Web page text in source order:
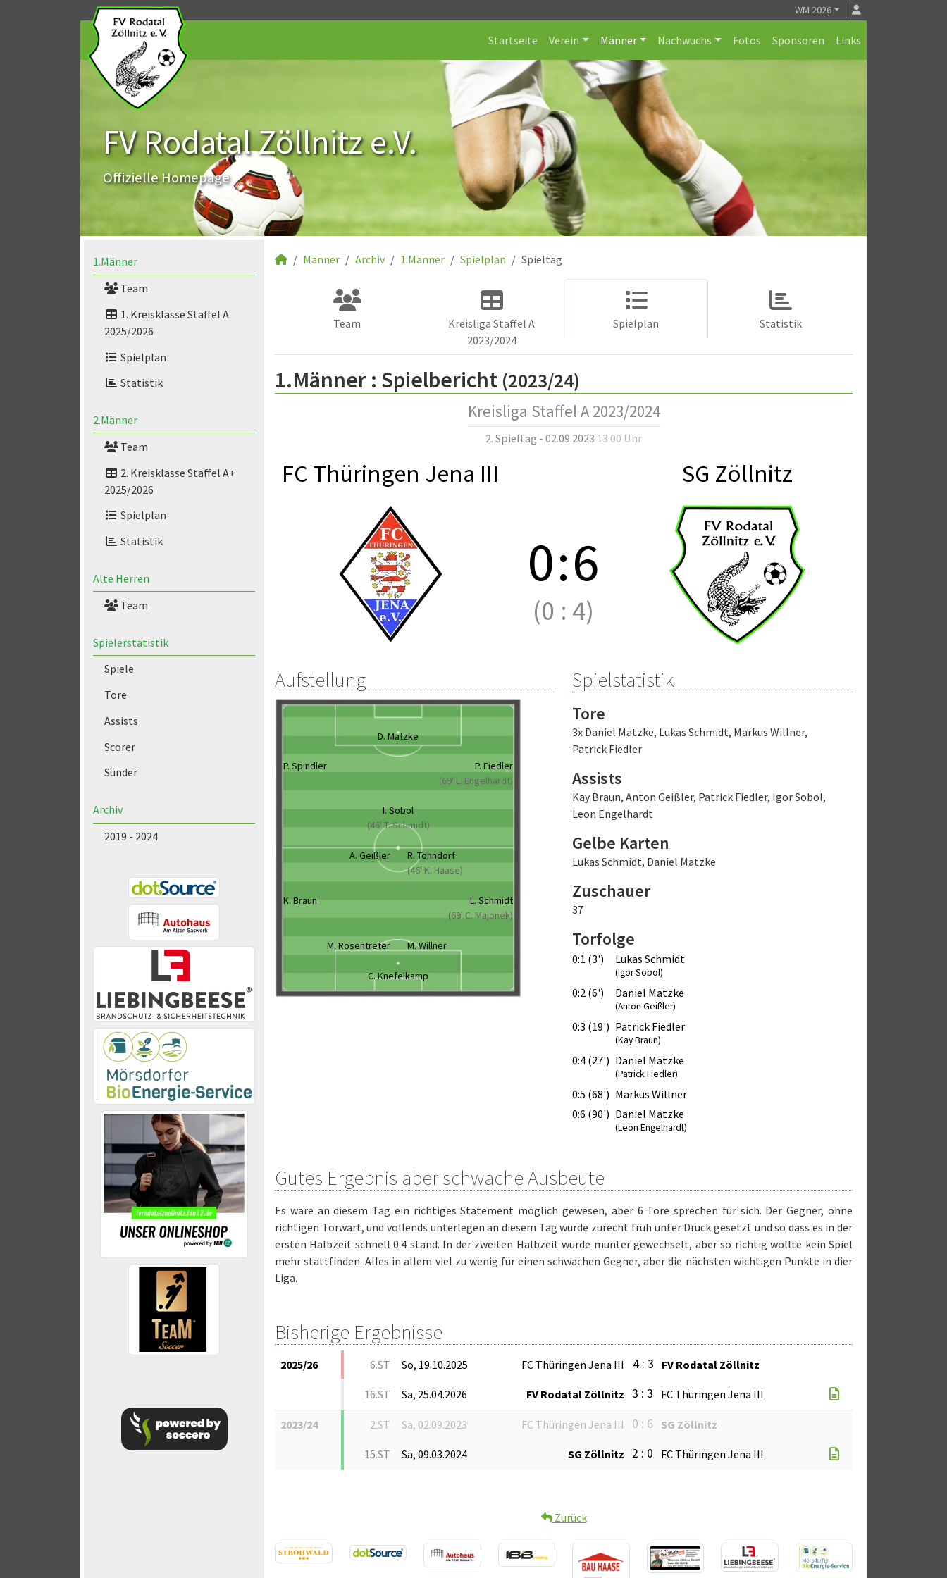
WM 2026
Startseite Verein Männer Nachwuchs Fotos Sponsoren Links
FV Rodatal Zöllnitz e.V.
Offizielle Homepage
1.Männer
Team
1. Kreisklasse Staffel A
2025/2026
Spielplan
Statistik
2.Männer
Team
2. Kreisklasse Staffel A+
2025/2026
Spielplan
Statistik
Alte Herren
Team
Spielerstatistik
Spiele
Tore
Assists
Scorer
Sünder
Archiv
2019 - 2024
Männer Archiv 1.Männer Spielplan Spieltag
Team
Kreisliga Staffel A
2023/2024
Spielplan Statistik
1.Männer : Spielbericht (2023/24)
Kreisliga Staffel A 2023/2024
2. Spieltag - 02.09.2023 13:00 Uhr
FC Thüringen Jena III SG Zöllnitz
0:6
(0 : 4)
Aufstellung
D. Matzke
P. Spindler
P. Fiedler
(69' L. Engelhardt)
I. Sobol
(46' T. Schmidt)
A. Geißler
R. Tonndorf
(46' K. Haase)
K. Braun
L. Schmidt
(69' C. Majonek)
M. Rosentreter M. Willner
C. Knefelkamp
Spielstatistik
Tore
3x Daniel Matzke, Lukas Schmidt, Markus Willner,
Patrick Fiedler
Assists
Kay Braun, Anton Geißler, Patrick Fiedler, Igor Sobol,
Leon Engelhardt
Gelbe Karten
Lukas Schmidt, Daniel Matzke
Zuschauer
37
Torfolge
0:1 (3') Lukas Schmidt
(Igor Sobol)
0:2 (6') Daniel Matzke
(Anton Geißler)
0:3 (19') Patrick Fiedler
(Kay Braun)
0:4 (27') Daniel Matzke
(Patrick Fiedler)
0:5 (68') Markus Willner
0:6 (90') Daniel Matzke
(Leon Engelhardt)
Gutes Ergebnis aber schwache Ausbeute
Es wäre an diesem Tag ein richtiges Statement möglich gewesen, aber 6 Tore sprechen für sich. Der Gegner, ohne
richtigen Torwart, und vollends unterlegen an diesem Tag wurde zurecht früh unter Druck gesetzt und so dass es in der
ersten Halbzeit schnell 0:4 stand. In der zweiten Halbzeit wurde munter gewechselt, aber so richtig wollte kein Spiel
mehr stattfinden. Alles in allem viel zu wenig für einen schwachen Gegner, aber die nächsten wichtigen Punkte in dier
Liga.
Bisherige Ergebnisse
2025/26 6.ST So, 19.10.2025 FC Thüringen Jena III 4 : 3 FV Rodatal Zöllnitz
16.ST Sa, 25.04.2026 FV Rodatal Zöllnitz 3 : 3 FC Thüringen Jena III
2023/24 2.ST Sa, 02.09.2023 FC Thüringen Jena III 0 : 6 SG Zöllnitz
15.ST Sa, 09.03.2024 SG Zöllnitz 2 : 0 FC Thüringen Jena III
Zurück